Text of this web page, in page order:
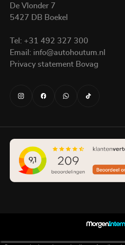
De Vlonder 7
5427 DB Boekel
Tel: +31 492 327 300
Email: info@autohoutum.nl
Privacy statement Bovag